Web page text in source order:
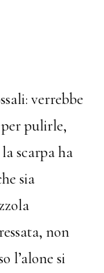
verrebbe
pulirle,
scarpa ha
sia
non
l’alone si